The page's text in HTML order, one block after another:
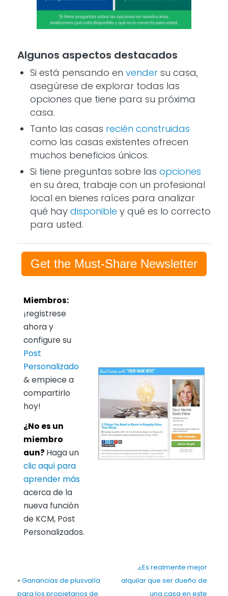
Algunos aspectos destacados
Si está pensando en vendersu casa,
asegúrese de explorar todas las
opciones que tiene para su próxima
casa.
Tanto las casas recién construidas
como las casas existentes ofrecen
muchos beneficios únicos.
Si tiene preguntas sobre las opciones
en su área, trabaje con un profesional
local en bienes raíces para analizar
qué hay disponible y qué es lo correcto
para usted.
Get the Must-Share Newsletter
Miembros:
¡regístrese
ahora y
configure su
Post
Personalizado
& empiece a
compartirlo
hoy!
¿No es un
miembro
aun? Haga un
clic aquí para
aprender más
acerca de la
nueva función
de KCM, Post
Personalizados.
« Ganancias de plusvalía
para los propietarios de
¿Es realmente mejor
alquilar que ser dueño de
una casa en este